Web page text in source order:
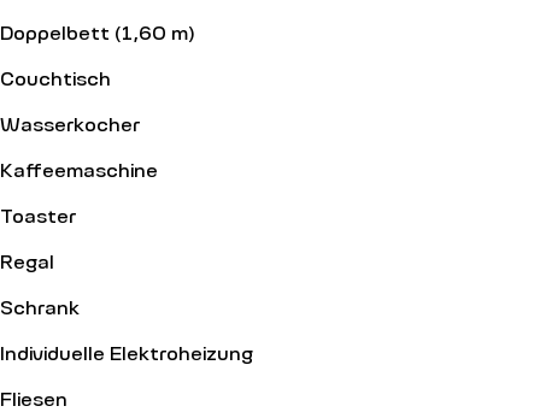
Doppelbett (1,60 m)
Couchtisch
Wasserkocher
Kaffeemaschine
Toaster
Regal
Schrank
Individuelle Elektroheizung
Fliesen